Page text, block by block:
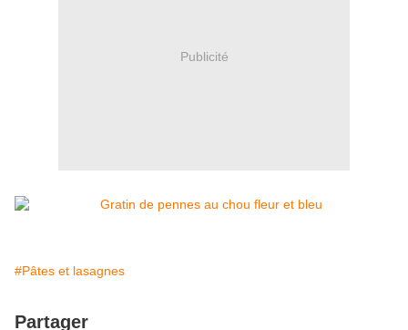
Publicité
#Pâtes et lasagnes
Partager